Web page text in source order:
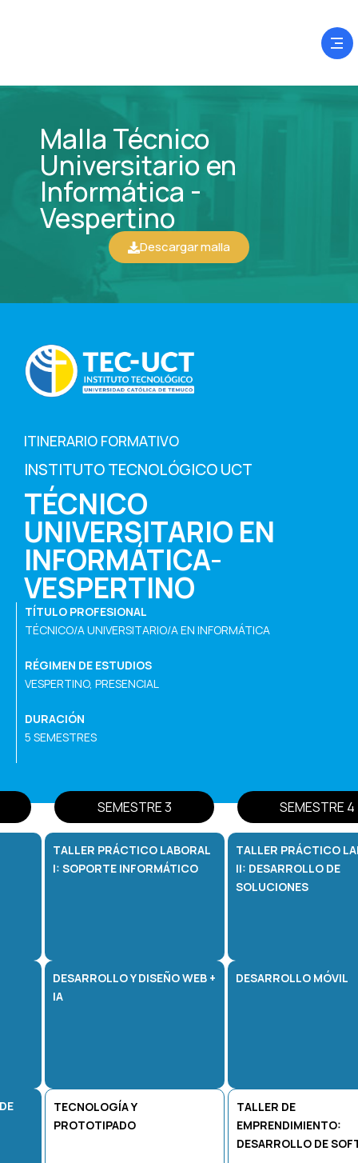
Malla Técnico
Universitario en
Informática -
Vespertino
Descargar malla
ITINERARIO FORMATIVO
INSTITUTO TECNOLÓGICO UCT
TÉCNICO
UNIVERSITARIO EN
INFORMÁTICA-
VESPERTINO
TÍTULO PROFESIONAL
TÉCNICO/A UNIVERSITARIO/A EN INFORMÁTICA
RÉGIMEN DE ESTUDIOS
VESPERTINO, PRESENCIAL
DURACIÓN
5 SEMESTRES
SEMESTRE 3
TALLER PRÁCTICO LABORAL
I: SOPORTE INFORMÁTICO
DESARROLLO Y DISEÑO WEB +
IA
TECNOLOGÍA Y
PROTOTIPADO
SEMESTRE 4
TALLER PRÁCTICO
II: DESARROLLO DE
SOLUCIONES
DESARROLLO MÓVIL
TALLER DE
EMPRENDIMIENTO:
DESARROLLO DE